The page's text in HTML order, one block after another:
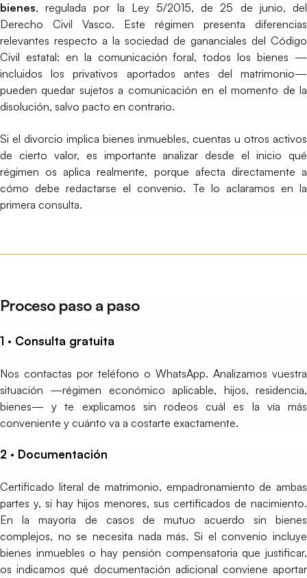
bienes, regulada por la Ley 5/2015, de 25 de junio, del
Derecho Civil Vasco. Este régimen presenta diferencias
relevantes respecto a la sociedad de gananciales del Código
Civil estatal: en la comunicación foral, todos los bienes —
incluidos los privativos aportados antes del matrimonio—
pueden quedar sujetos a comunicación en el momento de la
disolución, salvo pacto en contrario.
Si el divorcio implica bienes inmuebles, cuentas u otros activos
de cierto valor, es importante analizar desde el inicio qué
régimen os aplica realmente, porque afecta directamente a
cómo debe redactarse el convenio. Te lo aclaramos en la
primera consulta.
Proceso paso a paso
1 · Consulta gratuita
Nos contactas por teléfono o WhatsApp. Analizamos vuestra
situación —régimen económico aplicable, hijos, residencia,
bienes— y te explicamos sin rodeos cuál es la vía más
conveniente y cuánto va a costarte exactamente.
2 · Documentación
Certificado literal de matrimonio, empadronamiento de ambas
partes y, si hay hijos menores, sus certificados de nacimiento.
En la mayoría de casos de mutuo acuerdo sin bienes
complejos, no se necesita nada más. Si el convenio incluye
bienes inmuebles o hay pensión compensatoria que justificar,
os indicamos qué documentación adicional conviene aportar